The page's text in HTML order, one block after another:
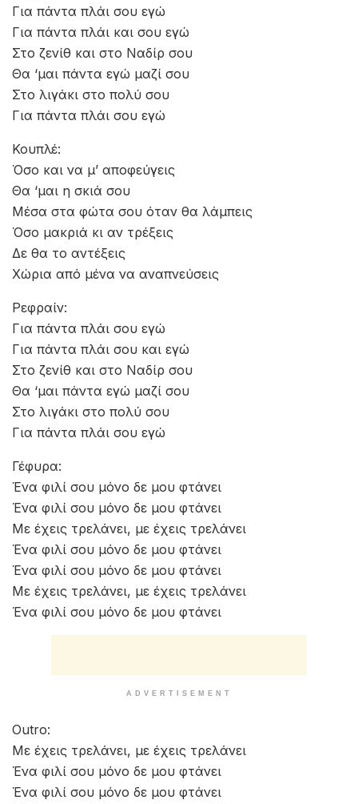
Για πάντα πλάι σου εγώ
Για πάντα πλάι και σου εγώ
Στο ζενίθ και στο Ναδίρ σου
Θα ‘μαι πάντα εγώ μαζί σου
Στο λιγάκι στο πολύ σου
Για πάντα πλάι σου εγώ
Κουπλέ:
Όσο και να μ’ αποφεύγεις
Θα ‘μαι η σκιά σου
Μέσα στα φώτα σου όταν θα λάμπεις
Όσο μακριά κι αν τρέξεις
Δε θα το αντέξεις
Χώρια από μένα να αναπνεύσεις
Ρεφραίν:
Για πάντα πλάι σου εγώ
Για πάντα πλάι σου και εγώ
Στο ζενίθ και στο Ναδίρ σου
Θα ‘μαι πάντα εγώ μαζί σου
Στο λιγάκι στο πολύ σου
Για πάντα πλάι σου εγώ
Γέφυρα:
Ένα φιλί σου μόνο δε μου φτάνει
Ένα φιλί σου μόνο δε μου φτάνει
Με έχεις τρελάνει, με έχεις τρελάνει
Ένα φιλί σου μόνο δε μου φτάνει
Ένα φιλί σου μόνο δε μου φτάνει
Με έχεις τρελάνει, με έχεις τρελάνει
Ένα φιλί σου μόνο δε μου φτάνει
ADVERTISEMENT
Outro:
Με έχεις τρελάνει, με έχεις τρελάνει
Ένα φιλί σου μόνο δε μου φτάνει
Ένα φιλί σου μόνο δε μου φτάνει